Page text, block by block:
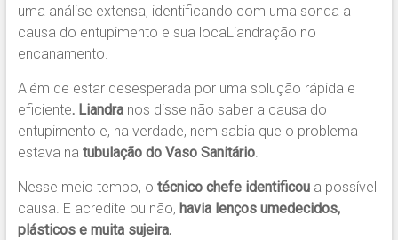
uma análise extensa, identificando com uma sonda a
causa do entupimento e sua locaLiandração no
encanamento.
Além de estar desesperada por uma solução rápida e
eficiente. Liandranos disse não saber a causa do
entupimento e, na verdade, nem sabia que o problema
estava na tubulação do Vaso Sanitário.
Nesse meio tempo, o técnico chefe identificoua possível
causa. E acredite ou não, havia lenços umedecidos,
plásticos e muita sujeira.